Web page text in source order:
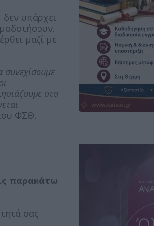
, δεν υπάρχει
μαζί με
συνεχίσουμε
στο
ΦΣΘ,
παρακάτω
σας